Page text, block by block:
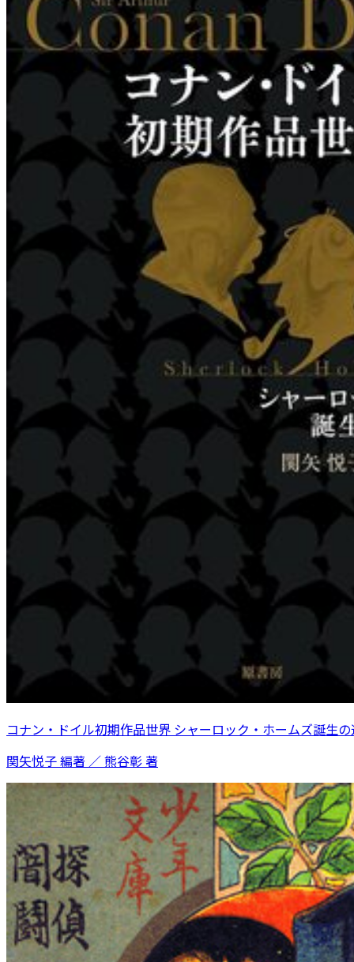
コナン・ドイル初期作品世界 シャーロック・ホームズ誕生
関矢悦子 編著 ／ 熊谷彰 著